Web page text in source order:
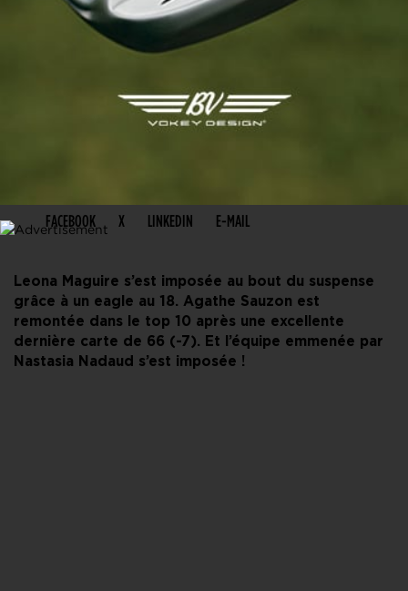
FACEBOOK X LINKEDIN E-MAIL
Leona Maguire s’est imposée au bout du suspense
grâce à un eagle au 18. Agathe Sauzon est
remontée dans le top 10 après une excellente
dernière carte de 66 (-7). Et l’équipe emmenée par
Nastasia Nadaud s’est imposée !